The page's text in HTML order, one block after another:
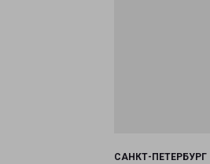
САНКТ-ПЕТЕРБУРГ